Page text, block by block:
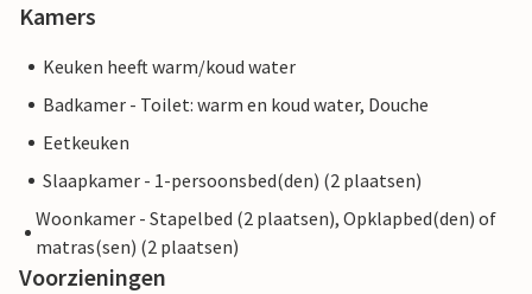
Kamers
Keuken heeft warm/koud water
Badkamer - Toilet: warm en koud water, Douche
Eetkeuken
Slaapkamer - 1-persoonsbed(den) (2 plaatsen)
Woonkamer - Stapelbed (2 plaatsen), Opklapbed(den) of
matras(sen) (2 plaatsen)
Voorzieningen